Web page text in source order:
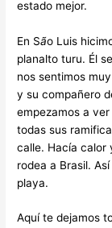
estado mejor.
En São Luis
planalto turu. Él
nos sentimos
y su compañero
empezamos a
todas sus
calle. Hacía calor
rodea a Brasil.
playa.
Aquí te dejamos